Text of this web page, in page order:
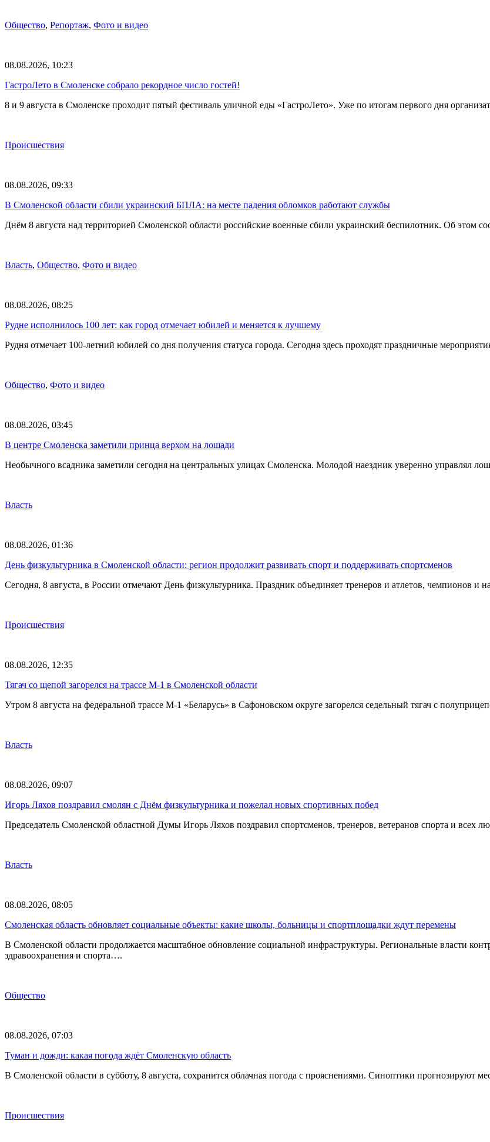
Общество, Репортаж, Фото и видео
08.08.2026, 10:23
ГастроЛето в Смоленске собрало рекордное число гостей!
8 и 9 августа в Смоленске проходит пятый фестиваль уличной еды «ГастроЛето». Уже по итогам первого дня
Происшествия
08.08.2026, 09:33
В Смоленской области сбили украинский БПЛА: на месте падения обломков работают службы
Днём 8 августа над территорией Смоленской области российские военные сбили украинский беспилотник. Об
Власть, Общество, Фото и видео
08.08.2026, 08:25
Рудне исполнилось 100 лет: как город отмечает юбилей и меняется к лучшему
Рудня отмечает 100-летний юбилей со дня получения статуса города. Сегодня здесь проходят праздничные
Общество, Фото и видео
08.08.2026, 03:45
В центре Смоленска заметили принца верхом на лошади
Необычного всадника заметили сегодня на центральных улицах Смоленска. Молодой наездник уверенно управлял
Власть
08.08.2026, 01:36
День физкультурника в Смоленской области: регион продолжит развивать спорт и поддерживать спортсменов
Сегодня, 8 августа, в России отмечают День физкультурника. Праздник объединяет тренеров и атлетов, чемпионов
Происшествия
08.08.2026, 12:35
Тягач со щепой загорелся на трассе М-1 в Смоленской области
Утром 8 августа на федеральной трассе М-1 «Беларусь» в Сафоновском округе загорелся седельный тягач с
Власть
08.08.2026, 09:07
Игорь Ляхов поздравил смолян с Днём физкультурника и пожелал новых спортивных побед
Председатель Смоленской областной Думы Игорь Ляхов поздравил спортсменов, тренеров, ветеранов спорта и всех
Власть
08.08.2026, 08:05
Смоленская область обновляет социальные объекты: какие школы, больницы и спортплощадки ждут перемены
В Смоленской области продолжается масштабное обновление социальной инфраструктуры. Региональные власти
здравоохранения и спорта….
Общество
08.08.2026, 07:03
Туман и дожди: какая погода ждёт Смоленскую область
В Смоленской области в субботу, 8 августа, сохранится облачная погода с прояснениями. Синоптики прогнозируют
Происшествия